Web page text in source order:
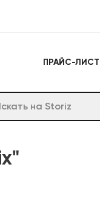
ПРАЙС-ЛИСТ